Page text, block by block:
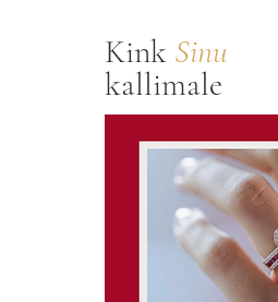
Kink Sinu
kallimale